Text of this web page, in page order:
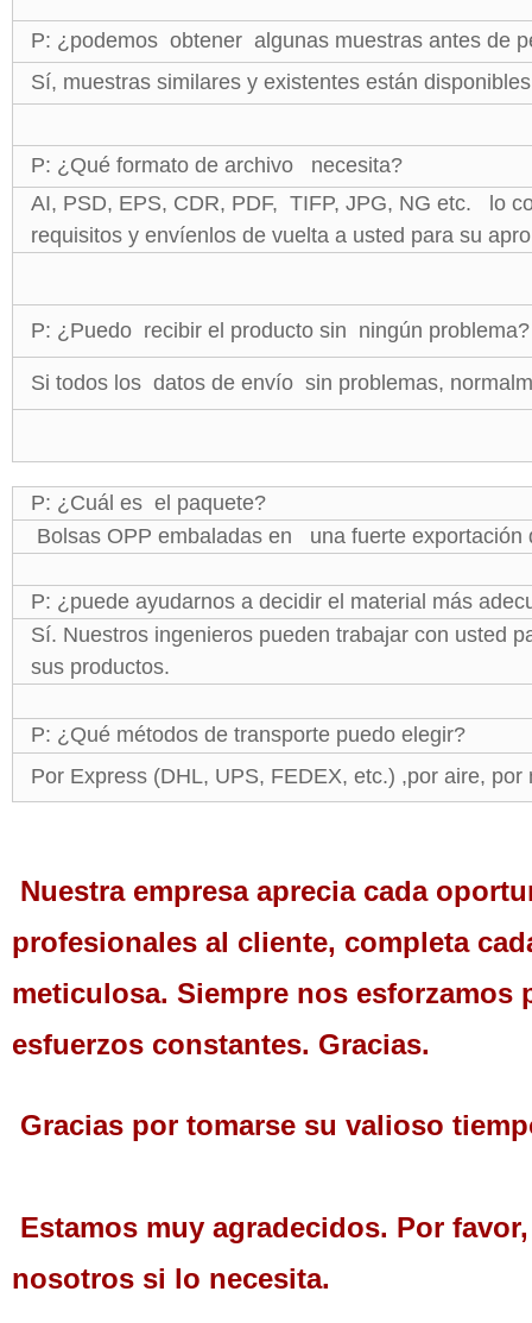
P: ¿podemos obtener algunas muestras antes de
Sí, muestras similares y existentes están
P: ¿Qué formato de archivo necesita?
AI, PSD, EPS, CDR, PDF, TIFP, JPG, NG etc. lo
requisitos y envíenlos de vuelta a usted para su
P: ¿Puedo recibir el producto sin ningún problema?
Si todos los datos de envío sin problemas,
P: ¿Cuál es el paquete?
Bolsas OPP embaladas en una fuerte exportación
P: ¿puede ayudarnos a decidir el material más
Sí. Nuestros ingenieros pueden trabajar con usted
sus productos.
P: ¿Qué métodos de transporte puedo elegir?
Por Express (DHL, UPS, FEDEX, etc.) ,por aire, por
Nuestra empresa aprecia cada
profesionales al cliente, completa
meticulosa. Siempre nos
esfuerzos constantes. Gracias.
Gracias por tomarse su valioso
Estamos muy agradecidos. Por
nosotros si lo necesita.